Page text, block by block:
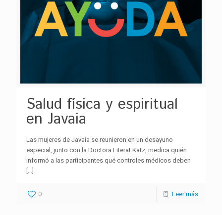
Salud física y espiritual
en Javaia
Las mujeres de Javaia se reunieron en un desayuno
especial, junto con la Doctora Literat Katz, medica quién
informó a las participantes qué controles médicos deben
0 Leer más